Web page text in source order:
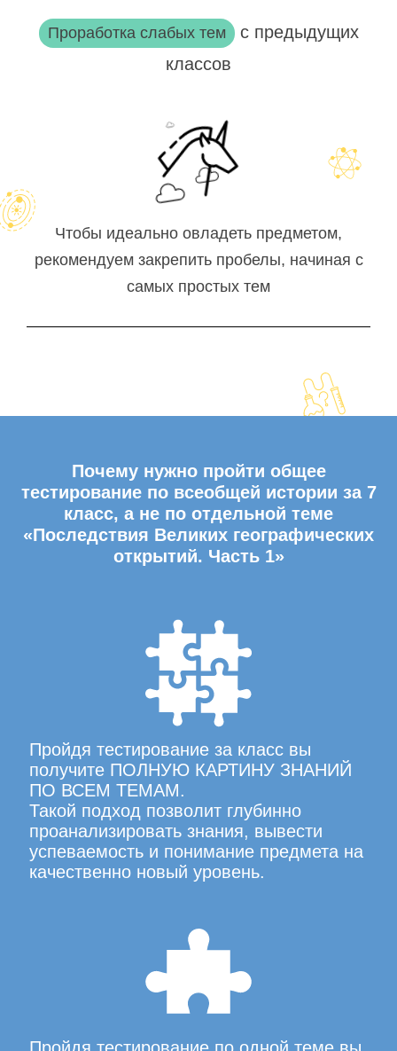
Проработка слабых тем с предыдущих
классов
Чтобы идеально овладеть предметом,
рекомендуем закрепить пробелы, начиная с
самых простых тем
Почему нужно пройти общее
тестирование по всеобщей истории за 7
класс, а не по отдельной теме
«Последствия Великих географических
открытий. Часть 1»
Пройдя тестирование за класс вы
получите ПОЛНУЮ КАРТИНУ ЗНАНИЙ
ПО ВСЕМ ТЕМАМ.
Такой подход позволит глубинно
проанализировать знания, вывести
успеваемость и понимание предмета на
качественно новый уровень.